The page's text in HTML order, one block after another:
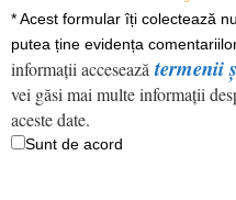
*Acest formular îți colectează
putea ține evidența
informații acceseazătermenii
vei găsi mai multe informații
aceste date.
Sunt de acord